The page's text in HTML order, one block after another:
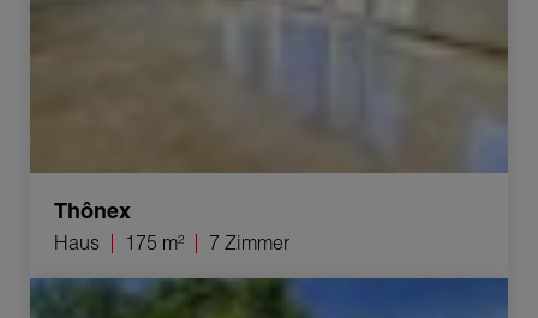
Thônex
Haus 175 m² 7 Zimmer
Verkauf Haus Collonge-Bellerive 7 Zimmer 160 m²